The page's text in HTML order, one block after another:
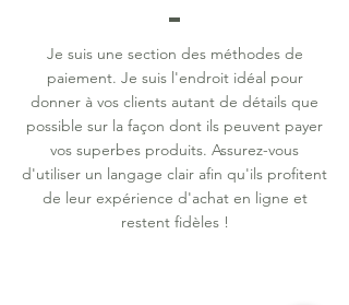
Je suis une section des méthodes de
paiement. Je suis l'endroit idéal pour
donner à vos clients autant de détails que
possible sur la façon dont ils peuvent payer
vos superbes produits. Assurez-vous
d'utiliser un langage clair afin qu'ils profitent
de leur expérience d'achat en ligne et
restent fidèles !